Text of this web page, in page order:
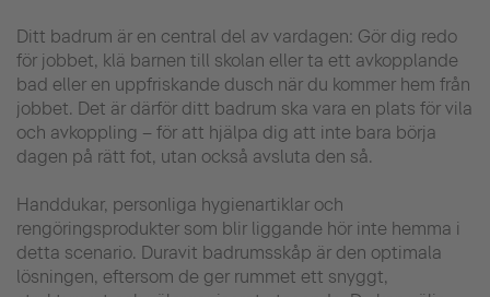
Ditt badrum är en central del av vardagen: Gör dig redo
för jobbet, klä barnen till skolan eller ta ett avkopplande
bad eller en uppfriskande dusch när du kommer hem från
jobbet. Det är därför ditt badrum ska vara en plats för vila
och avkoppling – för att hjälpa dig att inte bara börja
dagen på rätt fot, utan också avsluta den så.
Handdukar, personliga hygienartiklar och
rengöringsprodukter som blir liggande hör inte hemma i
detta scenario. Duravit badrumsskåp är den optimala
lösningen, eftersom de ger rummet ett snyggt,